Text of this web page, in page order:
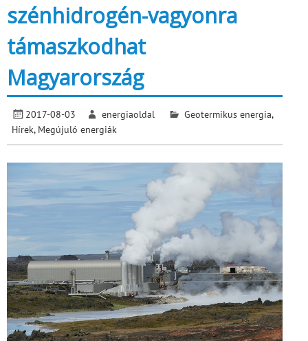
szénhidrogén-vagyonra
támaszkodhat
Magyarország
2017-08-03 energiaoldal Geotermikus energia,
Hírek, Megújuló energiák